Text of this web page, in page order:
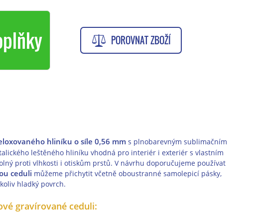
POROVNAT ZBOŽÍ
hliníku o síle 0,56 mm s plnobarevným sublimačním
leštěného hliníku vhodná pro interiér i exteriér s vlastním
proti vlhkosti i otiskům prstů. V návrhu doporučujeme používat
ceduli můžeme přichytit včetně oboustranné samolepicí pásky,
hladký povrch.
gravírované ceduli: